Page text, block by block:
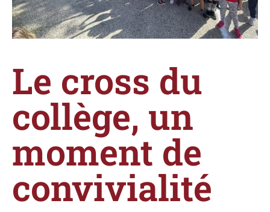
Le cross du
collège, un
moment de
convivialité